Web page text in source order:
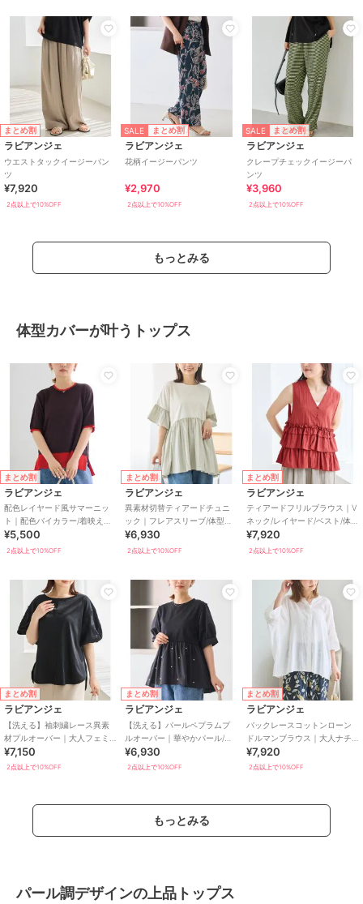
まとめ割
ラビアンジェ
ウエストタックイージーパン
ツ
¥7,920
2点以上で10%OFF
SALE まとめ割
ラビアンジェ
花柄イージーパンツ
¥2,970
2点以上で10%OFF
SALE まとめ割
ラビアンジェ
クレープチェックイージーパ
ンツ
¥3,960
2点以上で10%OFF
もっとみる
体型カバーが叶うトップス
まとめ割
ラビアンジェ
配色レイヤード風サマーニッ
ト｜配色バイカラー/着映えト
ップス/サラサラ快適/体型カバ
ー
¥5,500
2点以上で10%OFF
まとめ割
ラビアンジェ
異素材切替ティアードチュニ
ック｜フレアスリーブ/体型カ
バー
¥6,930
2点以上で10%OFF
まとめ割
ラビアンジェ
ティアードフリルブラウス｜V
ネック/レイヤード/ベスト/体型
カバー
¥7,920
2点以上で10%OFF
まとめ割
ラビアンジェ
【洗える】袖刺繍レース異素
材プルオーバー｜大人フェミ
ニン/きれいめ/ボリューム袖/体
型カバー
¥7,150
2点以上で10%OFF
まとめ割
ラビアンジェ
【洗える】パールペプラムプ
ルオーバー｜華やかパール/大
人フェミニン/異素材ドッキン
グ/体型カバー
¥6,930
2点以上で10%OFF
まとめ割
ラビアンジェ
バックレースコットンローン
ドルマンブラウス｜大人ナチ
ュラル/後ろ姿映え/ドルマンス
リーブ/体型カバー
¥7,920
2点以上で10%OFF
もっとみる
パール調デザインの上品トップス